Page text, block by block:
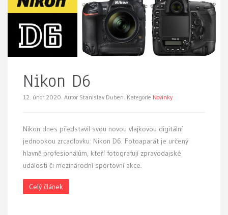
Nikon D6
12. únor 2020. Autor Stanislav Duben. Kategorie Novinky
Nikon dnes představil svou novou vlajkovou digitální
jednookou zrcadlovku: Nikon D6. Fotoaparát je určený
hlavně profesionálům, kteří fotografují zpravodajské
události či mezinárodní sportovní akce.
Celý článek